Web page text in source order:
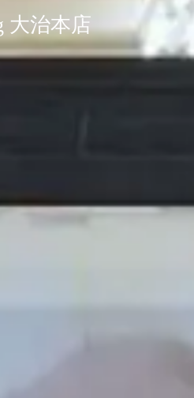
大治本店
ある店内
ッフが心よりお待
おります
ョンあります